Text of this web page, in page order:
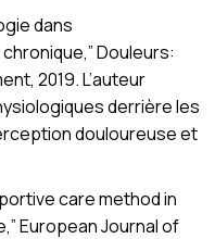
dans
Douleurs:
2019. L’auteur
derrière les
douloureuse et
care method in
European Journal of